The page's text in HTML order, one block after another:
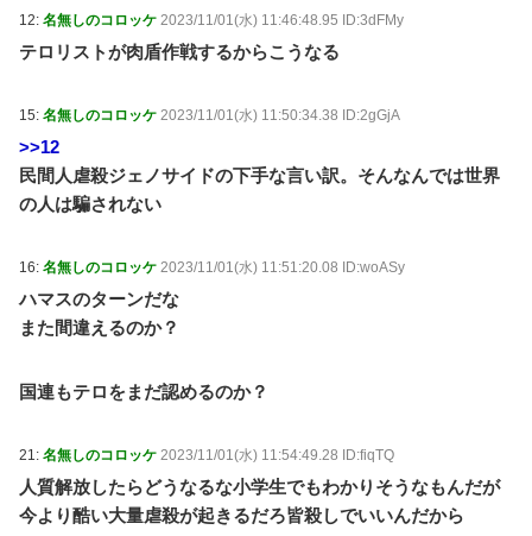
12: 名無しのコロッケ 2023/11/01(水) 11:46:48.95 ID:3dFMy
テロリストが肉盾作戦するからこうなる
15: 名無しのコロッケ 2023/11/01(水) 11:50:34.38 ID:2gGjA
>>12
民間人虐殺ジェノサイドの下手な言い訳。そんなんでは世界
の人は騙されない
16: 名無しのコロッケ 2023/11/01(水) 11:51:20.08 ID:woASy
ハマスのターンだな
また間違えるのか？
国連もテロをまだ認めるのか？
21: 名無しのコロッケ 2023/11/01(水) 11:54:49.28 ID:fiqTQ
人質解放したらどうなるな小学生でもわかりそうなもんだが
今より酷い大量虐殺が起きるだろ皆殺しでいいんだから